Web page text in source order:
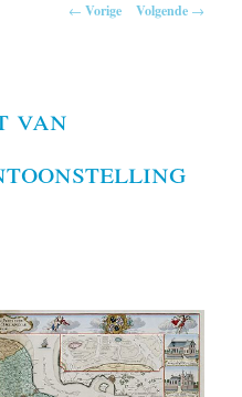
← Vorige Volgende →
van